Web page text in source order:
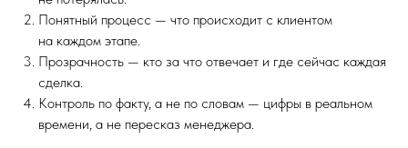
Понятный процесс — что происходит с клиентом
на каждом этапе.
Прозрачность — кто за что отвечает и где сейчас каждая
сделка.
Контроль по факту, а не по словам — цифры в реальном
времени, а не пересказ менеджера.